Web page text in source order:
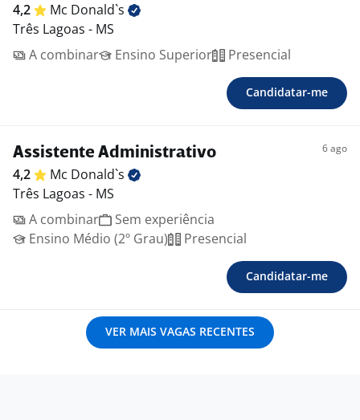
4,2 Mc Donald`s
Três Lagoas - MS
A combinar
Ensino Superior Presencial
Candidatar-me
Assistente Administrativo 6 ago
4,2 Mc Donald`s
Três Lagoas - MS
A combinar
Sem experiência
Ensino Médio (2º Grau)
Presencial
Candidatar-me
VER MAIS VAGAS RECENTES